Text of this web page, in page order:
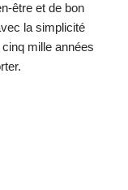
être et de bon
la simplicité
mille années